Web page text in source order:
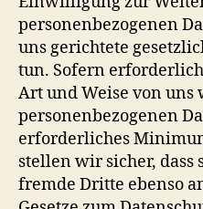
personenbezogenen
uns gerichtete
tun. Sofern
Art und Weise von uns
personenbezogenen
erforderliches
stellen wir sicher, dass
fremde Dritte ebenso